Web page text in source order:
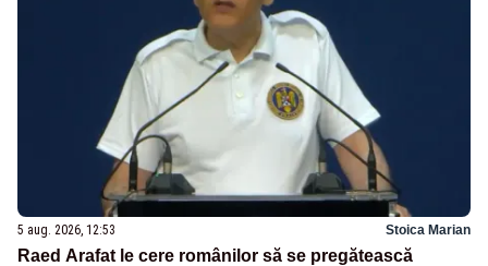
5 aug. 2026, 12:53 Stoica Marian
Raed Arafat le cere românilor să se pregătească